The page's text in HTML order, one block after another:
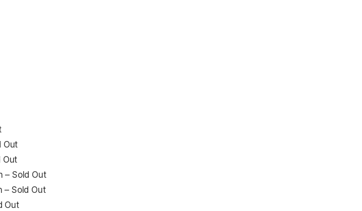
Out
Out
– Sold Out
– Sold Out
Out